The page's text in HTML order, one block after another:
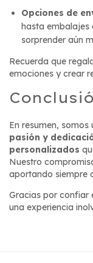
Opciones de
hasta embalajes
sorprender aún
Recuerda que
emociones y crear
En resumen,
pasión y
personalizados
Nuestro
aportando siempre
Gracias por confiar
una experiencia